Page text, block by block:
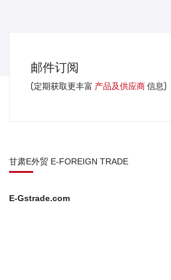
邮件订阅
(定期获取更丰富 产品及供应商信息)
甘肃E外贸 E-FOREIGN TRADE
E-Gstrade.com